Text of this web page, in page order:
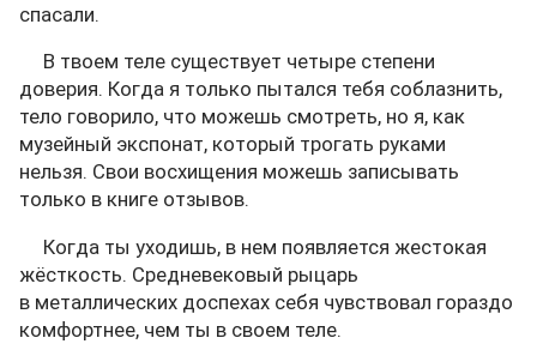
спасали.
В твоем теле существует четыре степени
доверия. Когда я только пытался тебя соблазнить,
тело говорило, что можешь смотреть, но я, как
музейный экспонат, который трогать руками
нельзя. Свои восхищения можешь записывать
только в книге отзывов.
Когда ты уходишь, в нем появляется жестокая
жёсткость. Средневековый рыцарь
в металлических доспехах себя чувствовал гораздо
комфортнее, чем ты в своем теле.